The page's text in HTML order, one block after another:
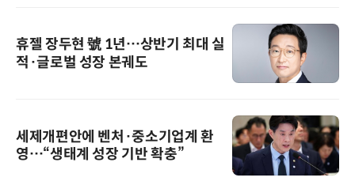
휴젤 장두현 號 1년…상반기 최대 실
적·글로벌 성장 본궤도
세제개편안에 벤처·중소기업계 환
영…“생태계 성장 기반 확충”